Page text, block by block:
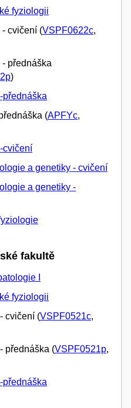
fyziologii
- cvičení (VSPF0622c,
přednáška
)
přednáška
(APFYc,
cvičení
a genetiky - cvičení
a genetiky -
fakultě
I
fyziologii
cvičení (VSPF0521c,
přednáška (VSPF0521p,
přednáška